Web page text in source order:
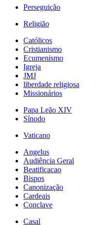
Perseguição
Religião
Católicos
Cristianismo
Ecumenismo
Igreja
JMJ
liberdade religiosa
Missionários
Papa Leão XIV
Sínodo
Vaticano
Angelus
Audiência Geral
Beatificacao
Bispos
Canonização
Cardeais
Conclave
Casal